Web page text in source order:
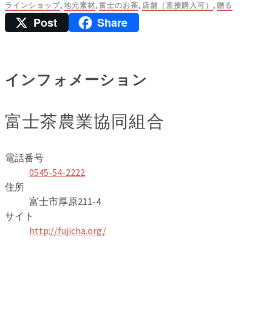
ラインショップ, 地元素材, 富士のお茶, 店舗（直接購入可） , 贈る
Post Share
インフォメーション
富士茶農業協同組合
電話番号
0545-54-2222
住所
富士市厚原211-4
サイト
http://fujicha.org/